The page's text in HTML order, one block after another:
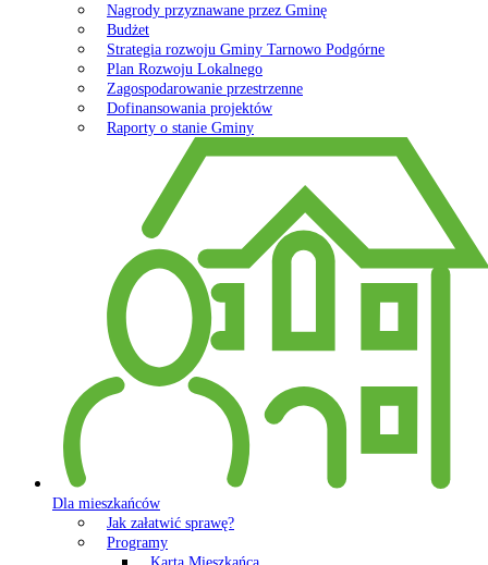
Nagrody przyznawane przez Gminę
Budżet
Strategia rozwoju Gminy Tarnowo Podgórne
Plan Rozwoju Lokalnego
Zagospodarowanie przestrzenne
Dofinansowania projektów
Raporty o stanie Gminy
Dla mieszkańców
Jak załatwić sprawę?
Programy